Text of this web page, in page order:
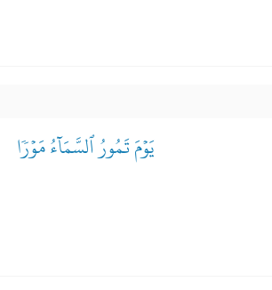
يَوۡمَ تَمُورُ ٱلسَّمَآءُ مَوۡرٗا